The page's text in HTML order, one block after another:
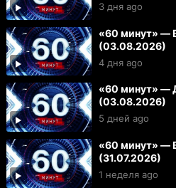
3 дня ago
«60 минут» —
(03.08.2026)
4 дня ago
«60 минут» —
(03.08.2026)
5 дней ago
«60 минут» —
(31.07.2026)
1 неделя ago